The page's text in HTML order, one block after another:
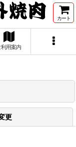
カート
利用案内
更